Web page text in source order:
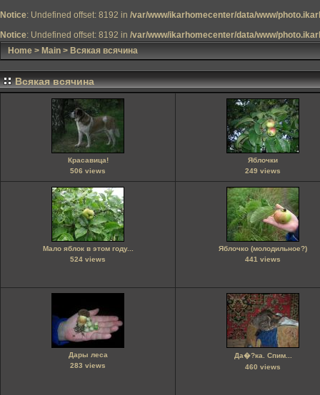
Notice: Undefined offset: 8192 in /var/www/ikarhomecenter/data/www/
Notice: Undefined offset: 8192 in /var/www/ikarhomecenter/data/www/
Home > Main > Всякая всячина
Всякая всячина
Красавица!
506 views
Яблочки
249 views
Мало яблок в этом году...
524 views
Яблочко (молодильное?)
441 views
Дары леса
283 views
Да�?ка. Спим...
460 views